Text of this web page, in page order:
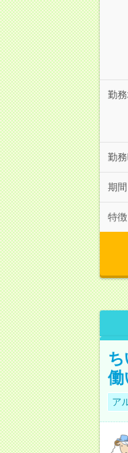
勤
勤
期間
特徴
働
ア